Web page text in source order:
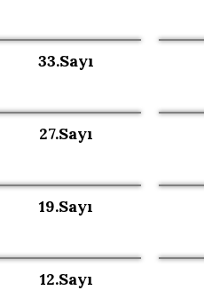
33.Sayı
27.Sayı
19.Sayı
12.Sayı